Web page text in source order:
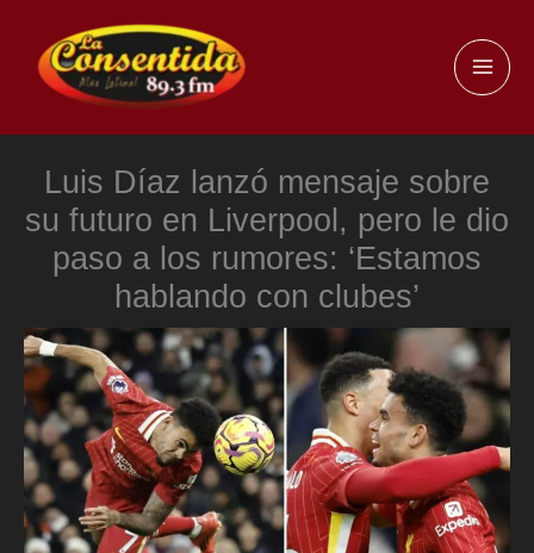
contenido
Luis Díaz lanzó mensaje sobre
su futuro en Liverpool, pero le dio
paso a los rumores: ‘Estamos
hablando con clubes’